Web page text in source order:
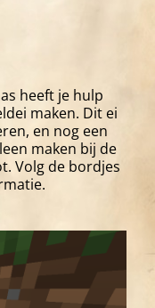
heeft je hulp
maken. Dit ei
en nog een
maken bij de
Volg de bordjes